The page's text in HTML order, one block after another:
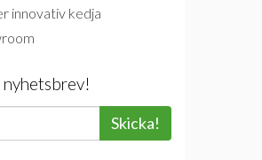
innovativ kedja
nyhetsbrev!
Skicka!